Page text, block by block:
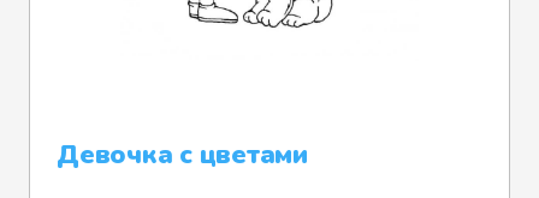
Девочка с цветами